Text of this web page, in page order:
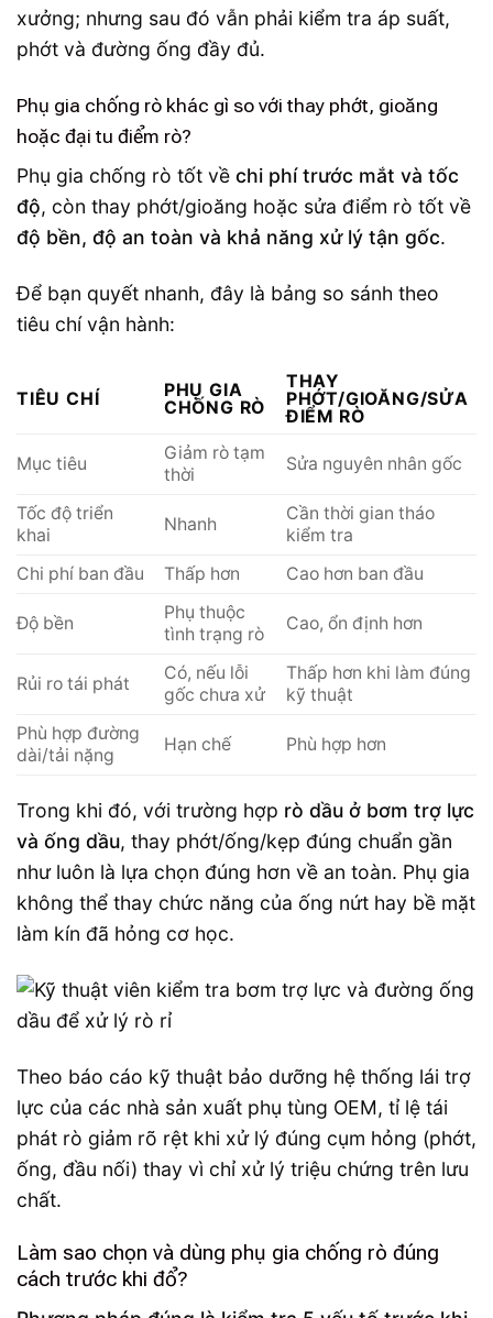
xưởng; nhưng sau đó vẫn phải kiểm tra áp suất,
phớt và đường ống đầy đủ.
Phụ gia chống rò khác gì so với thay phớt, gioăng
hoặc đại tu điểm rò?
Phụ gia chống rò tốt về chi phí trước mắt và tốc
độ, còn thay phớt/gioăng hoặc sửa điểm rò tốt về
độ bền, độ an toàn và khả năng xử lý tận gốc.
Để bạn quyết nhanh, đây là bảng so sánh theo
tiêu chí vận hành:
TIÊU CHÍ
PHỤ GIA
CHỐNG RÒ
THAY
PHỚT/GIOĂNG/SỬA
ĐIỂM RÒ
Mục tiêu
Giảm rò tạm
thời
Sửa nguyên nhân gốc
Tốc độ triển
khai
Nhanh
Cần thời gian tháo
kiểm tra
Chi phí ban đầu
Thấp hơn Cao hơn ban đầu
Độ bền
Phụ thuộc
tình trạng rò
Cao, ổn định hơn
Rủi ro tái phát
Có, nếu lỗi
gốc chưa xử
Thấp hơn khi làm đúng
kỹ thuật
Phù hợp đường
dài/tải nặng
Hạn chế Phù hợp hơn
Trong khi đó, với trường hợp rò dầu ở bơm trợ lực
và ống dầu, thay phớt/ống/kẹp đúng chuẩn gần
như luôn là lựa chọn đúng hơn về an toàn. Phụ gia
không thể thay chức năng của ống nứt hay bề mặt
làm kín đã hỏng cơ học.
Theo báo cáo kỹ thuật bảo dưỡng hệ thống lái trợ
lực của các nhà sản xuất phụ tùng OEM, tỉ lệ tái
phát rò giảm rõ rệt khi xử lý đúng cụm hỏng (phớt,
ống, đầu nối) thay vì chỉ xử lý triệu chứng trên lưu
chất.
Làm sao chọn và dùng phụ gia chống rò đúng
cách trước khi đổ?